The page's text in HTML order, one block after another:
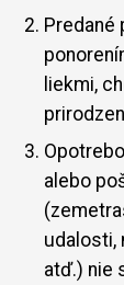
Predané
liekmi,
alebo
udalosti,
atď.) nie